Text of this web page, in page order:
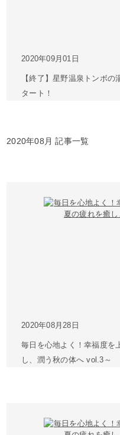
2020年09月01日
【終了】星野温泉トンボ
タート！
2020年08月 記事一覧
2020年08月28日
毎日を心地よく！幸福度を
し、潤う秋の体へ vol.3～